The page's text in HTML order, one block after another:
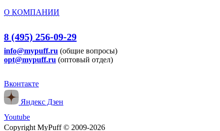
О КОМПАНИИ
8 (495) 256-09-29
info@mypuff.ru (общие вопросы)
opt@mypuff.ru (оптовый отдел)
Вконтакте
Яндекс Дзен
Youtube
Copyright MyPuff © 2009-2026